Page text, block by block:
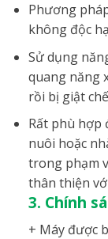
Phương
không độc
Sử dụng
quang năng
rồi bị giật
Rất phù hợp
nuôi hoặc
trong phạm
thân thiện
3. Chính
+ Máy được